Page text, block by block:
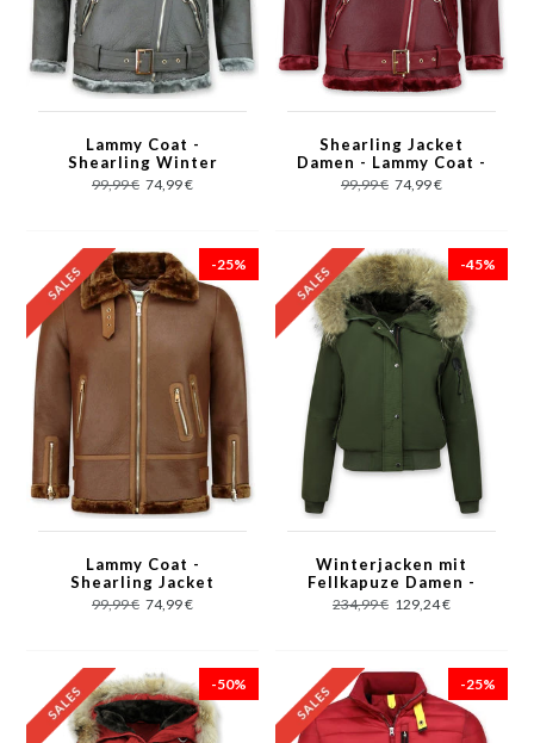
Lammy Coat -
Shearling Winter
Jacket Damen - Grau
99,99 € 74,99 €
Shearling Jacket
Damen - Lammy Coat -
Bordeaux
99,99 € 74,99 €
-25%
Lammy Coat -
Shearling Jacket
Damen - Braun
99,99 € 74,99 €
-45%
Winterjacken mit
Fellkapuze Damen -
Kurze Jacke - Grün
234,99 € 129,24 €
-50% -25%